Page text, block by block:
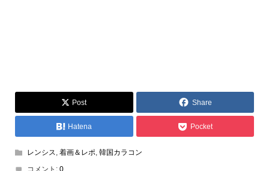
Post Share
Hatena Pocket
レンシス, 着画＆レポ, 韓国カラコン
コメント: 0